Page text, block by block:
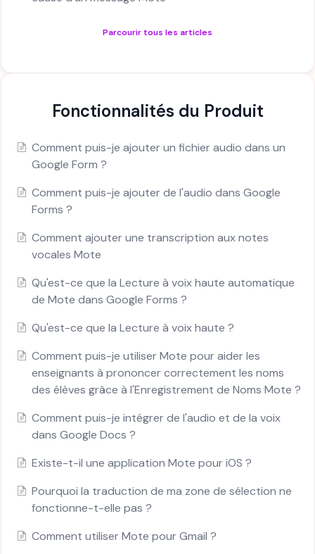
Parcourir tous les articles
Fonctionnalités du Produit
Comment puis-je ajouter un fichier audio dans un
Google Form ?
Comment puis-je ajouter de l'audio dans Google
Forms ?
Comment ajouter une transcription aux notes
vocales Mote
Qu'est-ce que la Lecture à voix haute automatique
de Mote dans Google Forms ?
Qu'est-ce que la Lecture à voix haute ?
Comment puis-je utiliser Mote pour aider les
enseignants à prononcer correctement les noms
des élèves grâce à l'Enregistrement de Noms Mote ?
Comment puis-je intégrer de l'audio et de la voix
dans Google Docs ?
Existe-t-il une application Mote pour iOS ?
Pourquoi la traduction de ma zone de sélection ne
fonctionne-t-elle pas ?
Comment utiliser Mote pour Gmail ?